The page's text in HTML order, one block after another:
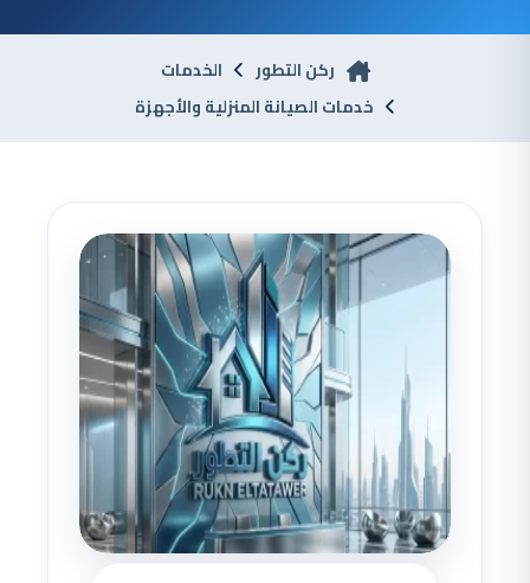
ركن التطور
الخدمات
خدمات الصيانة المنزلية والأجهزة